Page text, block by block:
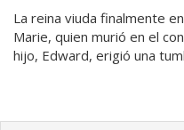
La reina viuda finalmente
Marie, quien murió en el
hijo, Edward, erigió una